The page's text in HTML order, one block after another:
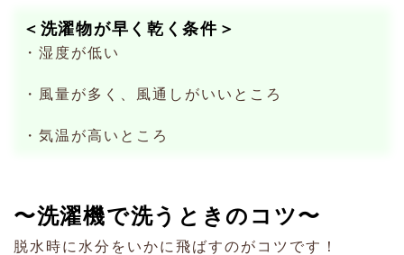
＜洗濯物が早く乾く条件＞
・湿度が低い
・風量が多く、風通しがいいところ
・気温が高いところ
〜洗濯機で洗うときのコツ〜
脱水時に水分をいかに飛ばすのがコツです！